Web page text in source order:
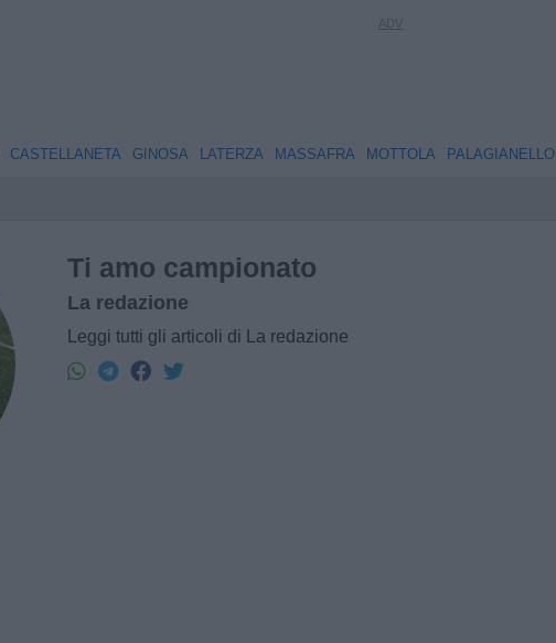
CASTELLANETA GINOSA LATERZA MASSAFRA MOTTOLA PALAGIANELLO
Ti amo campionato
La redazione
Leggi tutti gli articoli di La redazione